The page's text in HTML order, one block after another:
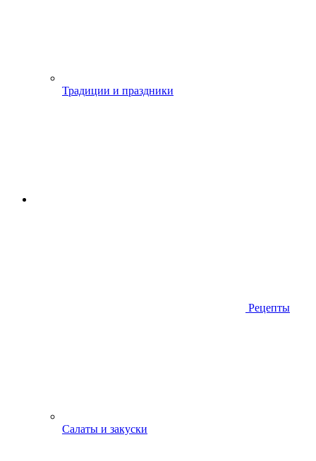
Традиции и праздники
Рецепты
Салаты и закуски